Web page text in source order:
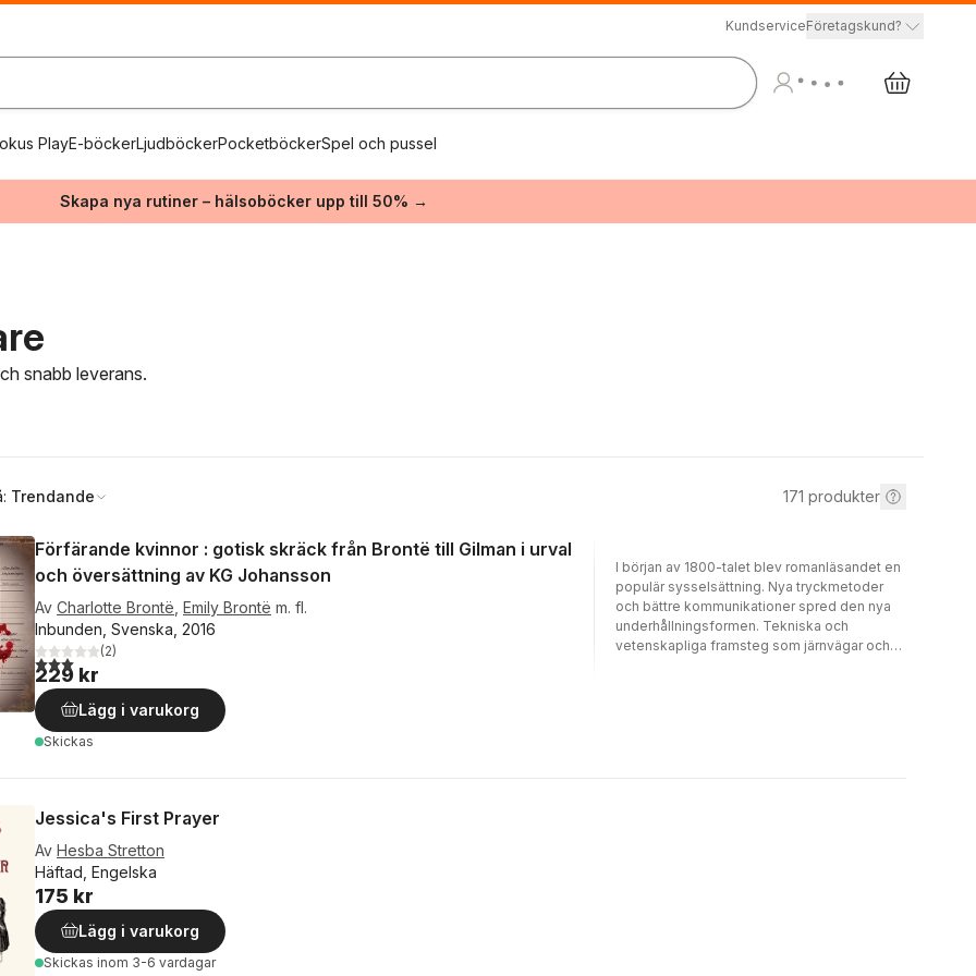
KundserviceFöretagskund?
PlayE-böckerLjudböckerPocketböckerSpel och pussel
Skapa nya rutiner – hälsoböcker upp till 50% →
snabb leverans.
Trendande 171 produkter
Förfärande kvinnor : gotisk skräck från Brontë till Gilman i urval
och översättning av KG Johansson
Av Charlotte Brontë Emily Brontë m. fl.
Inbunden, Svenska, 2016
3,0utav 5 stjärnor. Totalt antal röster:
(2)
229 kr
Lägg i varukorg
Skickas
I början av 1800-talet blev romanläsandet en
populär sysselsättning. Nya tryckmetoder
och bättre kommunikationer spred den nya
underhållningsformen. Tekniska och
vetenskapliga framsteg som järnvägar och
skräck i framför allt Storbritannien mer eller
Jessica's First Prayer
Av Hesba Stretton
Häftad, Engelska
175 kr
Lägg i varukorg
Skickas inom 3-6 vardagar